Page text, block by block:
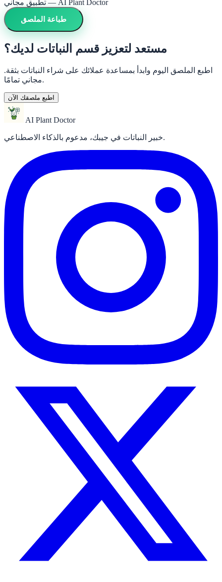
تطبيق مجاني — AI Plant Doctor
طباعة الملصق
مستعد لتعزيز قسم النباتات لديك؟
اطبع الملصق اليوم وابدأ بمساعدة عملائك على شراء النباتات بثقة.
مجاني تمامًا.
اطبع ملصقك الآن
AI Plant Doctor
خبير النباتات في جيبك، مدعوم بالذكاء الاصطناعي.